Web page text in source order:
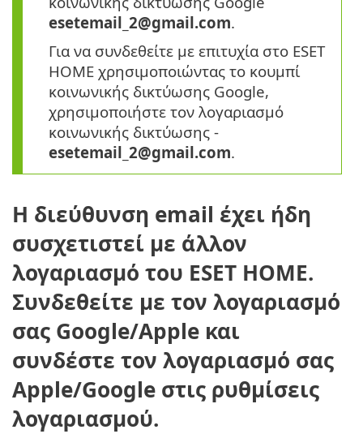
esetemail_2@gmail.com.
Για να συνδεθείτε με επιτυχία στο ESET
HOME χρησιμοποιώντας το κουμπί
κοινωνικής δικτύωσης Google,
χρησιμοποιήστε τον λογαριασμό
κοινωνικής δικτύωσης -
esetemail_2@gmail.com.
Η διεύθυνση email έχει ήδη
συσχετιστεί με άλλον
λογαριασμό του ESET HOME.
Συνδεθείτε με τον λογαριασμό
σας Google/Apple και
συνδέστε τον λογαριασμό σας
Apple/Google στις ρυθμίσεις
λογαριασμού.